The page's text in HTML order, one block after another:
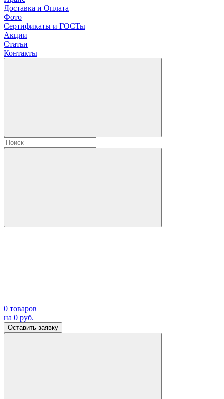
Доставка и Оплата
Фото
Сертификаты и ГОСТы
Акции
Статьи
Контакты
0 товаров
на 0 руб.
Оставить заявку